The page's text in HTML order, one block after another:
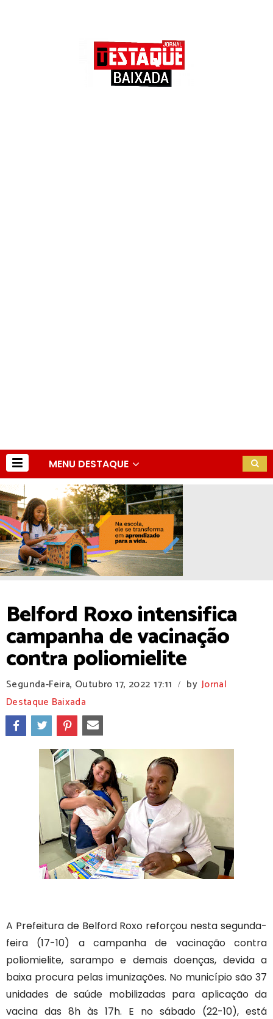
MENU DESTAQUE
Belford Roxo intensifica
campanha de vacinação
contra poliomielite
Segunda-Feira, Outubro 17, 2022 17:11 / by Jornal
Destaque Baixada
A Prefeitura de Belford Roxo reforçou nesta segunda-
feira (17-10) a campanha de vacinação contra
poliomielite, sarampo e demais doenças, devida a
baixa procura pelas imunizações. No município são 37
unidades de saúde mobilizadas para aplicação da
vacina das 8h às 17h. E no sábado (22-10), está